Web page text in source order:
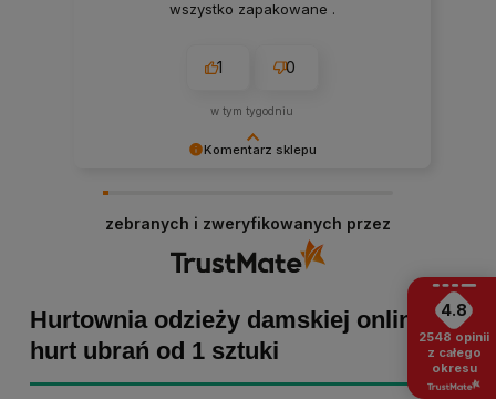
Komentarz sklepu
skrzydeł, dlatego tym bardziej cieszymy się, że
zakup przebiegł pomyślnie. Obiecujemy
utrzymać dobrą passę - zapraszamy ponownie! :)
wszystko zapakowane .
1 0
w tym tygodniu
zebranych i zweryfikowanych przez
Hurtownia odzieży damskiej online -
hurt ubrań od 1 sztuki
4.8
2548 opinii
z całego
okresu